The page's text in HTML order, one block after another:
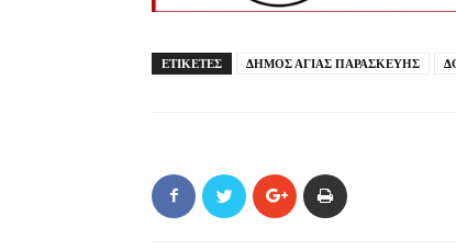
ΕΤΙΚΕΤΕΣ ΔΗΜΟΣ ΑΓΙΑΣ ΠΑΡΑΣΚΕΥΗΣ